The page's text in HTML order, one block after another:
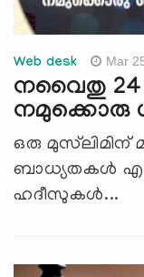
Web desk Mar
നവൈതു 24
നമുക്കൊരു
ഒരു മുസ്‍ലിമിന്
ബാധ്യതകള്‍
ഹദീസുകള്‍...